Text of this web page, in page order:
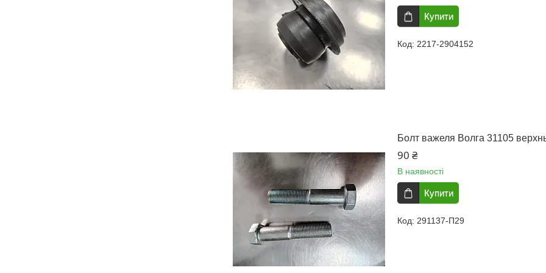
Купити
2217-2904152
Болт важеля Волга 31105
90 ₴
В наявності
Купити
291137-П29